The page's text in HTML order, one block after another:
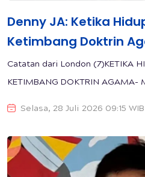
Denny JA: Ketika
Ketimbang Doktrin
Catatan dari London (7)KETIKA
KETIMBANG DOKTRIN AGAMA-
Selasa, 28 Juli 2026 09:15 WIB